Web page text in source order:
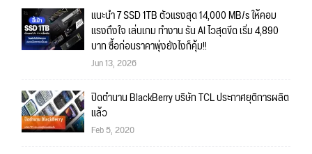
แนะนำ 7 SSD 1TB ตัวแรงสุด 14,000 MB/s ให้คอม
แรงถึงใจ เล่นเกม ทำงาน รัน AI ไวสุดขีด เริ่ม 4,890
บาท ซื้อก่อนราคาพุ่งยังไงก็คุ้ม!!
Jun 13, 2026
ปิดตำนาน BlackBerry บริษัท TCL ประกาศยุติการผลิต
แล้ว
Feb 5, 2020